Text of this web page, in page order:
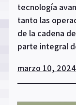
tecnología
tanto las
de la cadena
parte integral
marzo 10, 2024